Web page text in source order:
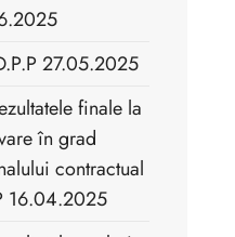
27.05.2025
finale la
în grad
contractual
16.04.2025